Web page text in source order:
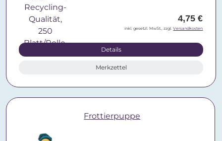
4,75 €
inkl. gesetzl. MwSt., zzgl.Versandkosten
Details
Merkzettel
Frottierpuppe